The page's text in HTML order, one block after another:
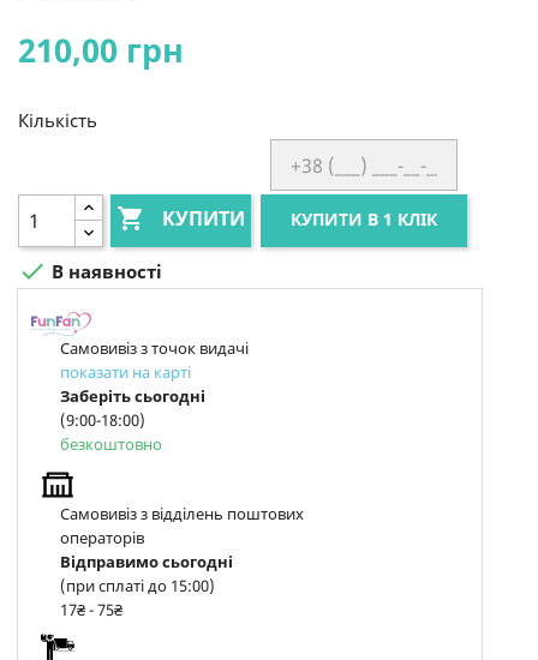
210,00 грн
Кількість
 КУПИТИ КУПИТИ В 1 КЛІК
 В наявності
Самовивіз з точок видачі
показати на карті
Заберіть сьогодні
(9:00-18:00)
безкоштовно
Самовивіз з відділень поштових
операторів
Відправимо сьогодні
(при сплаті до 15:00)
17₴ - 75₴